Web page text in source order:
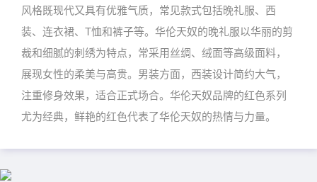
风格既现代又具有优雅气质，常见款式包括晚礼服、西
装、连衣裙、T恤和裤子等。华伦天奴的晚礼服以华丽的剪
裁和细腻的刺绣为特点，常采用丝绸、绒面等高级面料，
展现女性的柔美与高贵。男装方面，西装设计简约大气，
注重修身效果，适合正式场合。华伦天奴品牌的红色系列
尤为经典，鲜艳的红色代表了华伦天奴的热情与力量。